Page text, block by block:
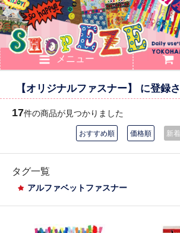
メニュー
【オリジナルファスナー】 に登録
17件の商品が見つかりました
おすすめ順 価格順 新
タグ一覧
アルファベットファスナー